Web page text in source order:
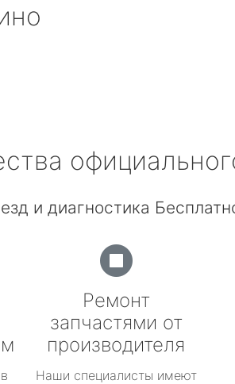
и диагностика
Ремонт
запчастями от
производителя
Наши специалисты имеют